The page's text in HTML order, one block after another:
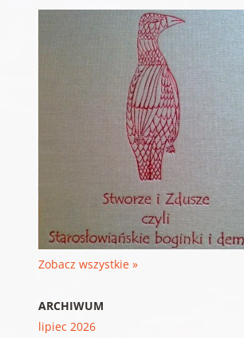
Zobacz wszystkie »
ARCHIWUM
lipiec 2026